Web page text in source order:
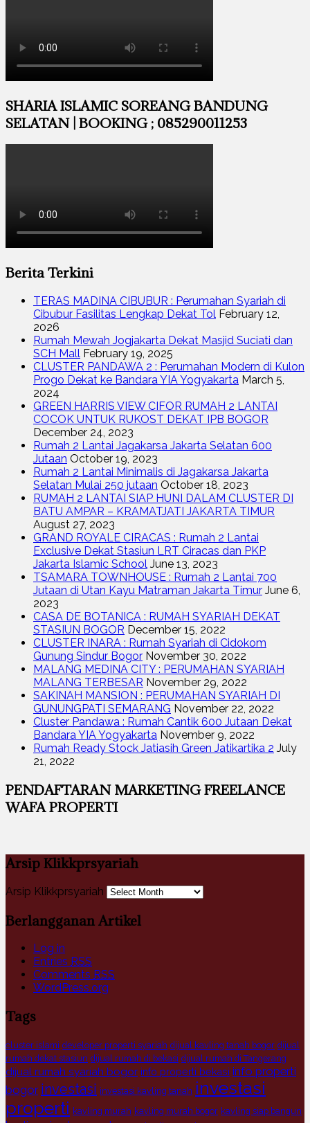
SHARIA ISLAMIC SOREANG BANDUNG
SELATAN | BOOKING ; 085290011253
Berita Terkini
TERAS MADINA CIBUBUR : Perumahan Syariah di
Cibubur Fasilitas Lengkap Dekat Tol February 12,
2026
Rumah Mewah Jogjakarta Dekat Masjid Suciati dan
SCH Mall February 19, 2025
CLUSTER PANDAWA 2 : Perumahan Modern di Kulon
Progo Dekat ke Bandara YIA Yogyakarta March 5,
2024
GREEN HARRIS VIEW CIFOR RUMAH 2 LANTAI
COCOK UNTUK RUKOST DEKAT IPB BOGOR
December 24, 2023
Rumah 2 Lantai Jagakarsa Jakarta Selatan 600
Jutaan October 19, 2023
Rumah 2 Lantai Minimalis di Jagakarsa Jakarta
Selatan Mulai 250 jutaan October 18, 2023
RUMAH 2 LANTAI SIAP HUNI DALAM CLUSTER DI
BATU AMPAR – KRAMATJATI JAKARTA TIMUR
August 27, 2023
GRAND ROYALE CIRACAS : Rumah 2 Lantai
Exclusive Dekat Stasiun LRT Ciracas dan PKP
Jakarta Islamic School June 13, 2023
TSAMARA TOWNHOUSE : Rumah 2 Lantai 700
Jutaan di Utan Kayu Matraman Jakarta Timur June 6,
2023
CASA DE BOTANICA : RUMAH SYARIAH DEKAT
STASIUN BOGOR December 15, 2022
CLUSTER INARA : Rumah Syariah di Cidokom
Gunung Sindur Bogor November 30, 2022
MALANG MEDINA CITY : PERUMAHAN SYARIAH
MALANG TERBESAR November 29, 2022
SAKINAH MANSION : PERUMAHAN SYARIAH DI
GUNUNGPATI SEMARANG November 22, 2022
Cluster Pandawa : Rumah Cantik 600 Jutaan Dekat
Bandara YIA Yogyakarta November 9, 2022
Rumah Ready Stock Jatiasih Green Jatikartika 2 July
21, 2022
PENDAFTARAN MARKETING FREELANCE
WAFA PROPERTI
Arsip Klikkprsyariah
Arsip Klikkprsyariah
Berlangganan Artikel
Log in
Entries RSS
Comments RSS
WordPress.org
Tags
cluster islami developer properti syariah dijual kavling tanah bogor dijual
rumah dekat stasiun dijual rumah di bekasi dijual rumah di Tangerang
dijual rumah syariah bogor info properti bekasi info properti
bogor investasi investasi kavling tanah investasi
properti kavling murah kavling murah bogor kavling siap bangun